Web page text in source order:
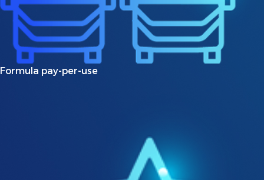
Formula pay-per-use